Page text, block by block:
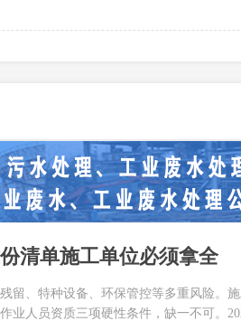
清单施工单位必须拿全
留、特种设备、环保管控等多重风险。
业人员资质三项硬性条件，缺一不可。